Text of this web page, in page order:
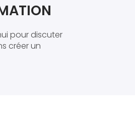
pour discuter
créer un